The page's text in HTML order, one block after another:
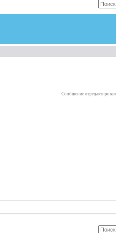
Сообщение отредактировал